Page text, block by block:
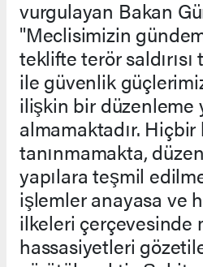
vurgulayan Bakan
"Meclisimizin
teklifte terör
ile güvenlik
ilişkin bir düzenleme
almamaktadır.
tanınmamakta,
yapılara teşmil
işlemler anayasa ve
ilkeleri çerçevesinde
hassasiyetleri